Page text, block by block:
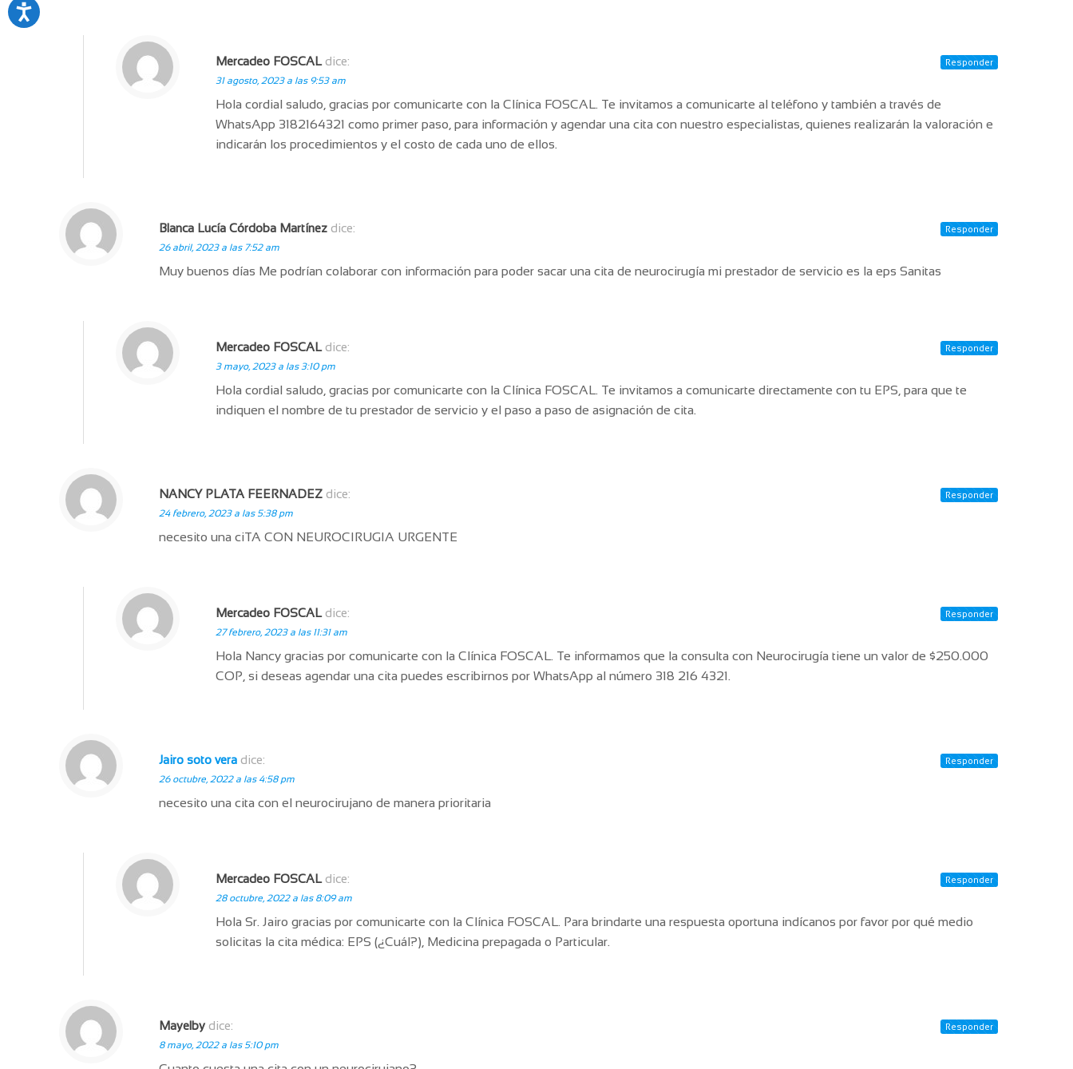
Mercadeo FOSCAL dice:
31 agosto, 2023 a las 9:53 am
Hola cordial saludo, gracias por comunicarte con la Clínica FOSCAL. Te invitamos a comunicarte al teléfono y también a través de
WhatsApp 3182164321 como primer paso, para información y agendar una cita con nuestro especialistas, quienes realizarán la valoración e
indicarán los procedimientos y el costo de cada uno de ellos.
Responder
Blanca Lucía Córdoba Martínez dice:
26 abril, 2023 a las 7:52 am
Muy buenos días Me podrían colaborar con información para poder sacar una cita de neurocirugía mi prestador de servicio es la eps Sanitas
Responder
Mercadeo FOSCAL dice:
3 mayo, 2023 a las 3:10 pm
Hola cordial saludo, gracias por comunicarte con la Clínica FOSCAL. Te invitamos a comunicarte directamente con tu EPS, para que te
indiquen el nombre de tu prestador de servicio y el paso a paso de asignación de cita.
Responder
NANCY PLATA FEERNADEZ dice:
24 febrero, 2023 a las 5:38 pm
necesito una ciTA CON NEUROCIRUGIA URGENTE
Responder
Mercadeo FOSCAL dice:
27 febrero, 2023 a las 11:31 am
Hola Nancy gracias por comunicarte con la Clínica FOSCAL. Te informamos que la consulta con Neurocirugía tiene un valor de $250.000
COP, si deseas agendar una cita puedes escribirnos por WhatsApp al número 318 216 4321.
Responder
Jairo soto vera dice:
26 octubre, 2022 a las 4:58 pm
necesito una cita con el neurocirujano de manera prioritaria
Responder
Mercadeo FOSCAL dice:
28 octubre, 2022 a las 8:09 am
Hola Sr. Jairo gracias por comunicarte con la Clínica FOSCAL. Para brindarte una respuesta oportuna indícanos por favor por qué medio
solicitas la cita médica: EPS (¿Cuál?), Medicina prepagada o Particular.
Responder
Mayelby dice:
8 mayo, 2022 a las 5:10 pm
Responder